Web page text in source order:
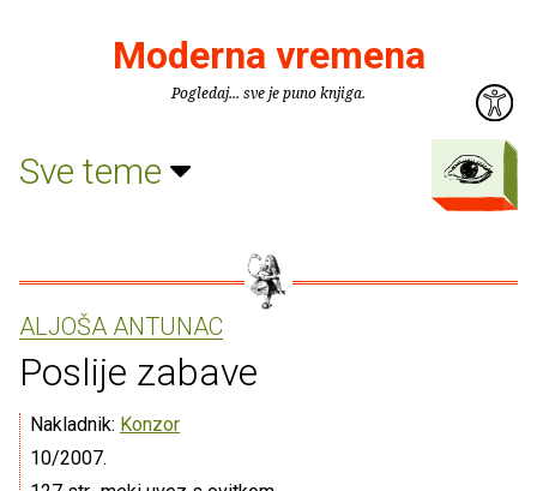
Moderna vremena
Pogledaj... sve je puno knjiga.
Sve teme
ALJOŠA ANTUNAC
Poslije zabave
Nakladnik: Konzor
10/2007.